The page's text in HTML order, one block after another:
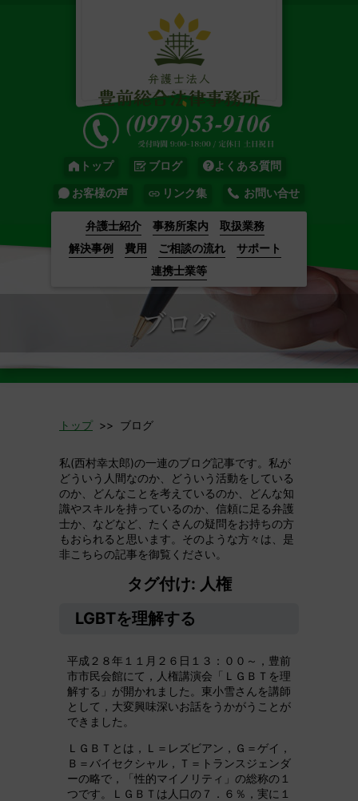
トップ ブログ よくある質問
お客様の声 リンク集 お問い合せ
弁護士紹介 事務所案内
取扱業務
解決事例
費用 ご相談の流れ
サポート
連携士業等
トップ>> ブログ
私(西村幸太郎)の一連のブログ記事です。私が
どういう人間なのか、どういう活動をしている
のか、どんなことを考えているのか、どんな知
識やスキルを持っているのか、信頼に足る弁護
士か、などなど、たくさんの疑問をお持ちの方
もおられると思います。そのような方々は、是
非こちらの記事を御覧ください。
タグ付け: 人権
LGBTを理解する
平成２８年１１月２６日１３：００～，豊前
市市民会館にて，人権講演会「ＬＧＢＴを理
解する」が開かれました。東小雪さんを講師
として，大変興味深いお話をうかがうことが
できました。
ＬＧＢＴとは，Ｌ＝レズビアン，Ｇ＝ゲイ，
Ｂ＝バイセクシャル，Ｔ＝トランスジェンダ
ーの略で，「性的マイノリティ」の総称の１
つです。ＬＧＢＴは人口の７．６％，実に１